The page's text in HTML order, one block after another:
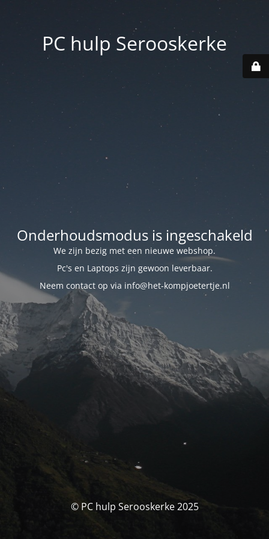
PC hulp Serooskerke
Onderhoudsmodus is ingeschakeld
We zijn bezig met een nieuwe webshop.
Pc's en Laptops zijn gewoon leverbaar.
Neem contact op via info@het-kompjoetertje.nl
© PC hulp Serooskerke 2025